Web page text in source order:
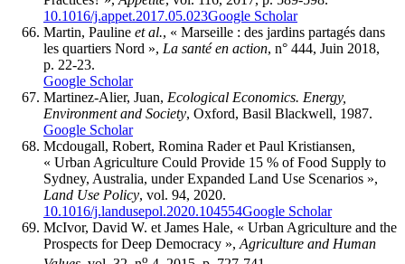
10.1016/j.appet.2017.05.023Google Scholar
Martin, Pauline et al., « Marseille : des jardins partagés dans
les quartiers Nord », La santé en action, n° 444, Juin 2018,
p. 22-23.
Google Scholar
Martinez-Alier, Juan, Ecological Economics. Energy,
Environment and Society, Oxford, Basil Blackwell, 1987.
Google Scholar
Mcdougall, Robert, Romina Rader et Paul Kristiansen,
« Urban Agriculture Could Provide 15 % of Food Supply to
Sydney, Australia, under Expanded Land Use Scenarios »,
Land Use Policy, vol. 94, 2020.
10.1016/j.landusepol.2020.104554Google Scholar
McIvor, David W. et James Hale, « Urban Agriculture and the
Prospects for Deep Democracy », Agriculture and Human
o